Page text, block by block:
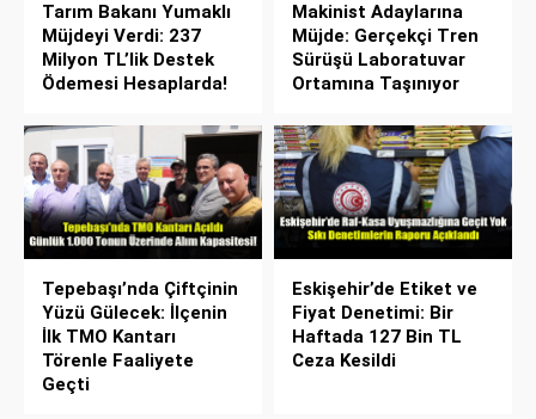
Tarım Bakanı Yumaklı
Müjdeyi Verdi: 237
Milyon TL’lik Destek
Ödemesi Hesaplarda!
Makinist Adaylarına
Müjde: Gerçekçi Tren
Sürüşü Laboratuvar
Ortamına Taşınıyor
Tepebaşı’nda Çiftçinin
Yüzü Gülecek: İlçenin
İlk TMO Kantarı
Törenle Faaliyete
Geçti
Eskişehir’de Etiket ve
Fiyat Denetimi: Bir
Haftada 127 Bin TL
Ceza Kesildi